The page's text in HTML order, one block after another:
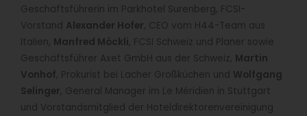
Geschäftsführerin im Parkhotel Surenberg, FCSI-
Vorstand Alexander Hofer, CEO vom H44-Team aus
Italien, Manfred Möckli, FCSI Schweiz und Planer sowie
Geschäftsführer Axet GmbH aus der Schweiz, Martin
Vonhof, Prokurist bei Lacher Großküchen und Wolfgang
Selinger, General Manager im Le Méridien in Stuttgart
und Vorstandsmitglied der Hoteldirektorenvereinigung